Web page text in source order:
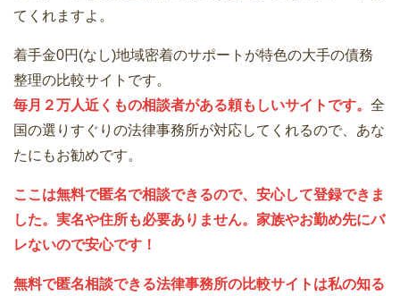
てくれますよ。
着手金0円(なし)地域密着のサポートが特色の大手の債務
整理の比較サイトです。
毎月２万人近くもの相談者がある頼もしいサイトです。 全
国の選りすぐりの法律事務所が対応してくれるので、あな
たにもお勧めです。
ここは無料で匿名で相談できるので、安心して登録できま
した。実名や住所も必要ありません。家族やお勤め先にバ
レないので安心です！
無料で匿名相談できる法律事務所の比較サイトは私の知る